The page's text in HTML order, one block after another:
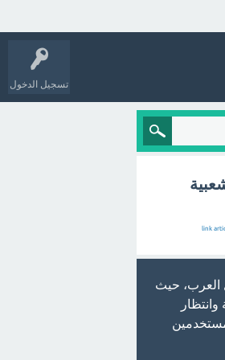
تسجيل الدخول
link
العرب، حيث